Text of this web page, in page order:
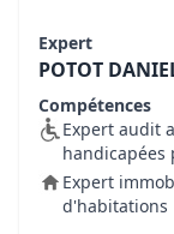
Expert
POTOT
Compétences
Expert audit
handicapées
Expert
d'habitations